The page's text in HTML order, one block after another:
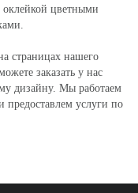
цветными
страницах нашего
заказать у нас
дизайну. Мы работаем
предоставлем услуги по